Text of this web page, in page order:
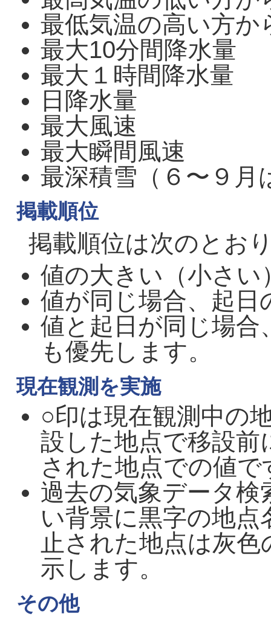
最低気温の高い方か
最大10分間降水量
最大１時間降水量
日降水量
最大風速
最大瞬間風速
最深積雪（６〜９月
掲載順位
掲載順位は次のとお
値の大きい（小さい
値が同じ場合、起日
値と起日が同じ場
も優先します。
現在観測を実施
○印は現在観測中の
設した地点で移設前
された地点での値で
過去の気象データ検
い背景に黒字の地点
止された地点は灰
示します。
その他